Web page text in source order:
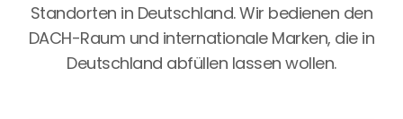
Standorten in Deutschland. Wir bedienen den
DACH-Raum und internationale Marken, die in
Deutschland abfüllen lassen wollen.